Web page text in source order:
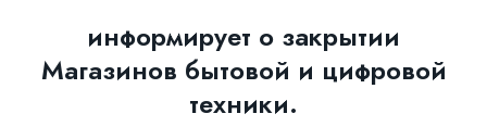
информирует о закрытии
Магазинов бытовой и цифровой
техники.